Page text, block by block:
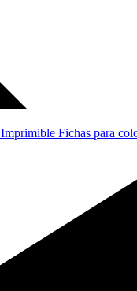
Imprimible Fichas para